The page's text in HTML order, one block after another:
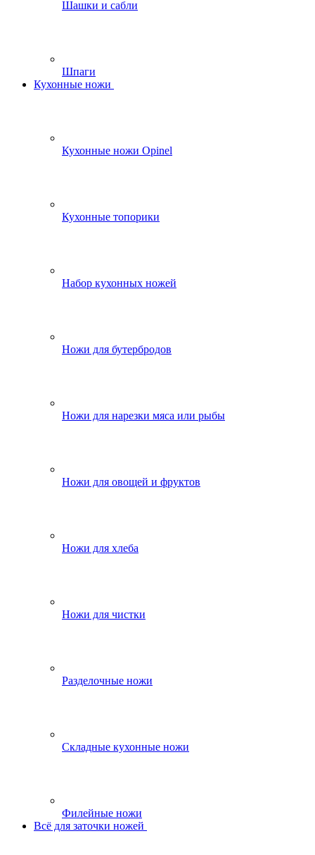
Шашки и сабли
Шпаги
Кухонные ножи
Кухонные ножи Opinel
Кухонные топорики
Набор кухонных ножей
Ножи для бутербродов
Ножи для нарезки мяса или рыбы
Ножи для овощей и фруктов
Ножи для хлеба
Ножи для чистки
Разделочные ножи
Складные кухонные ножи
Филейные ножи
Всё для заточки ножей